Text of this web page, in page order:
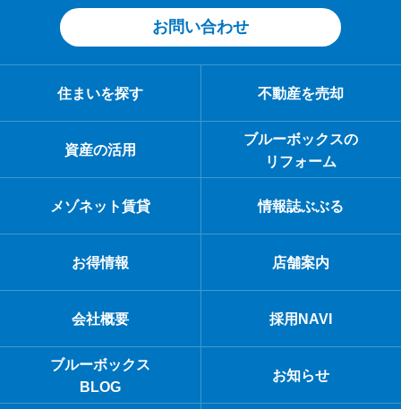
お問い合わせ
住まいを探す 不動産を売却
資産の活用
ブルーボックスの
リフォーム
メゾネット賃貸 情報誌ぶぶる
お得情報 店舗案内
会社概要 採用NAVI
ブルーボックス
BLOG
お知らせ